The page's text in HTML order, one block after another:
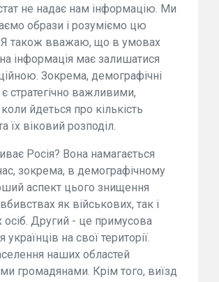
не надає нам інформацію. Ми
образи і розуміємо цю
Я також вважаю, що в умовах
інформація має залишатися
Зокрема, демографічні
є стратегічно важливими,
йдеться про кількість
їх віковий розподіл.
Росія? Вона намагається
зокрема, в демографічному
аспект цього знищення
як військових, так і
осіб. Другий - це примусова
українців на свої території.
наших областей
громадянами. Крім того, виїзд